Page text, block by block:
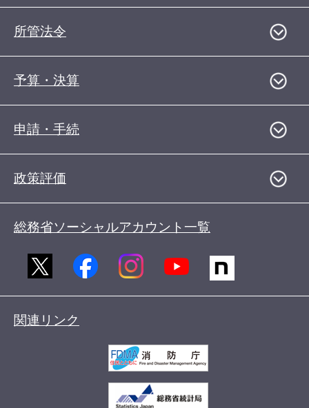
所管法令
予算・決算
申請・手続
政策評価
総務省ソーシャルアカウント一覧
関連リンク